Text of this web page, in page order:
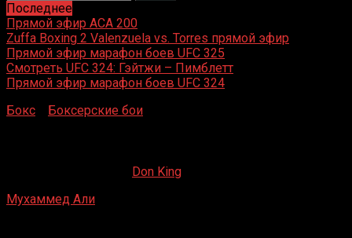
Последнее
Прямой эфир ACA 200
Zuffa Boxing 2 Valenzuela vs. Torres прямой эфир
Прямой эфир марафон боев UFC 325
Смотреть UFC 324: Гэйтжи – Пимблетт
Прямой эфир марафон боев UFC 324
Бокс
Боксерские бои
Don King
Мухаммед Али